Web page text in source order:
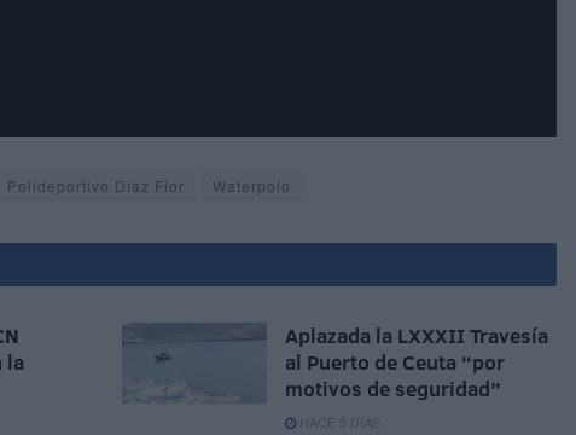
Polideportivo Díaz Flor Waterpolo
la
Aplazada la LXXXII Travesía
al Puerto de Ceuta “por
motivos de seguridad”
HACE 5 DÍAS